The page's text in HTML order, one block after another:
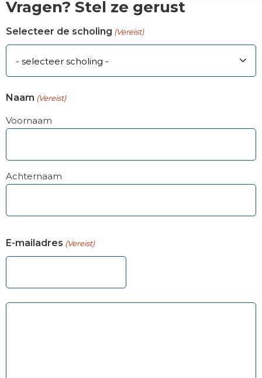
Vragen? Stel ze gerust
Selecteer de scholing (Vereist)
Naam (Vereist)
Voornaam
Achternaam
E-mailadres (Vereist)